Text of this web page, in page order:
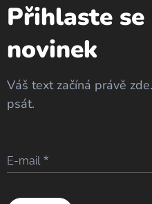
Přihlaste
novinek
Váš text začíná právě
psát.
E-mail